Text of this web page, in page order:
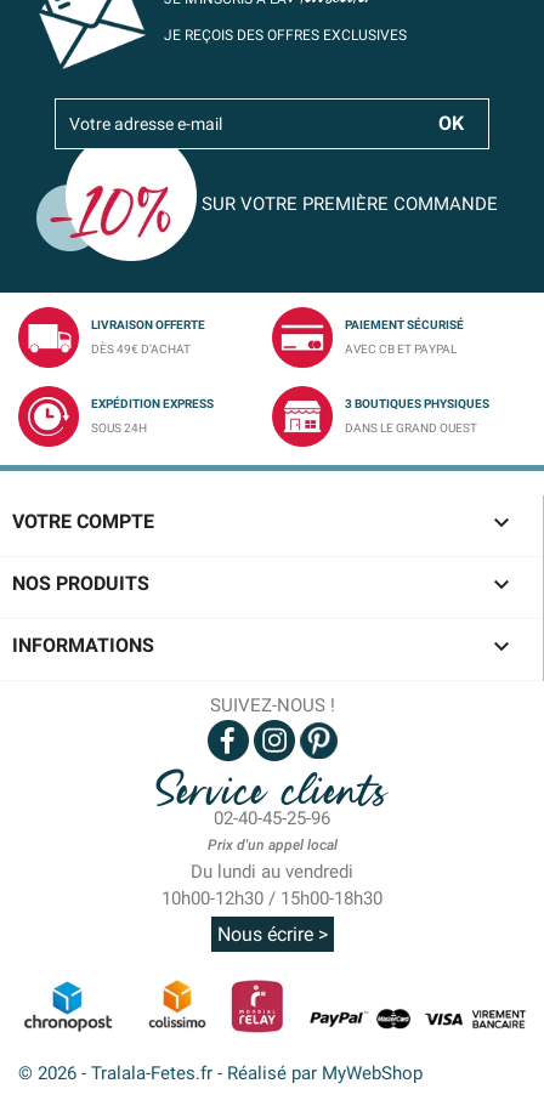
JE REÇOIS DES OFFRES EXCLUSIVES
SUR VOTRE PREMIÈRE COMMANDE
LIVRAISON OFFERTE
DÈS 49€ D'ACHAT
PAIEMENT SÉCURISÉ
AVEC CB ET PAYPAL
EXPÉDITION EXPRESS
SOUS 24H
3 BOUTIQUES PHYSIQUES
DANS LE GRAND OUEST
VOTRE COMPTE 
NOS PRODUITS 
INFORMATIONS 
SUIVEZ-NOUS !
Service clients
02-40-45-25-96
Prix d'un appel local
Du lundi au vendredi
10h00-12h30 / 15h00-18h30
Nous écrire >
© 2026 - Tralala-Fetes.fr - Réalisé par MyWebShop